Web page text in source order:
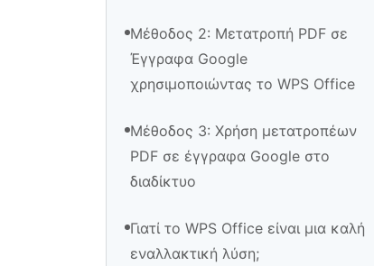
Μέθοδος 2: Μετατροπή PDF σε
Έγγραφα Google
χρησιμοποιώντας το WPS Office
Μέθοδος 3: Χρήση μετατροπέων
PDF σε έγγραφα Google στο
διαδίκτυο
Γιατί το WPS Office είναι μια καλή
εναλλακτική λύση;